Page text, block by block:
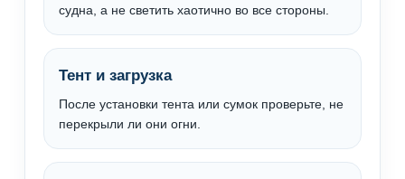
судна, а не светить хаотично во все стороны.
Тент и загрузка
После установки тента или сумок проверьте, не
перекрыли ли они огни.